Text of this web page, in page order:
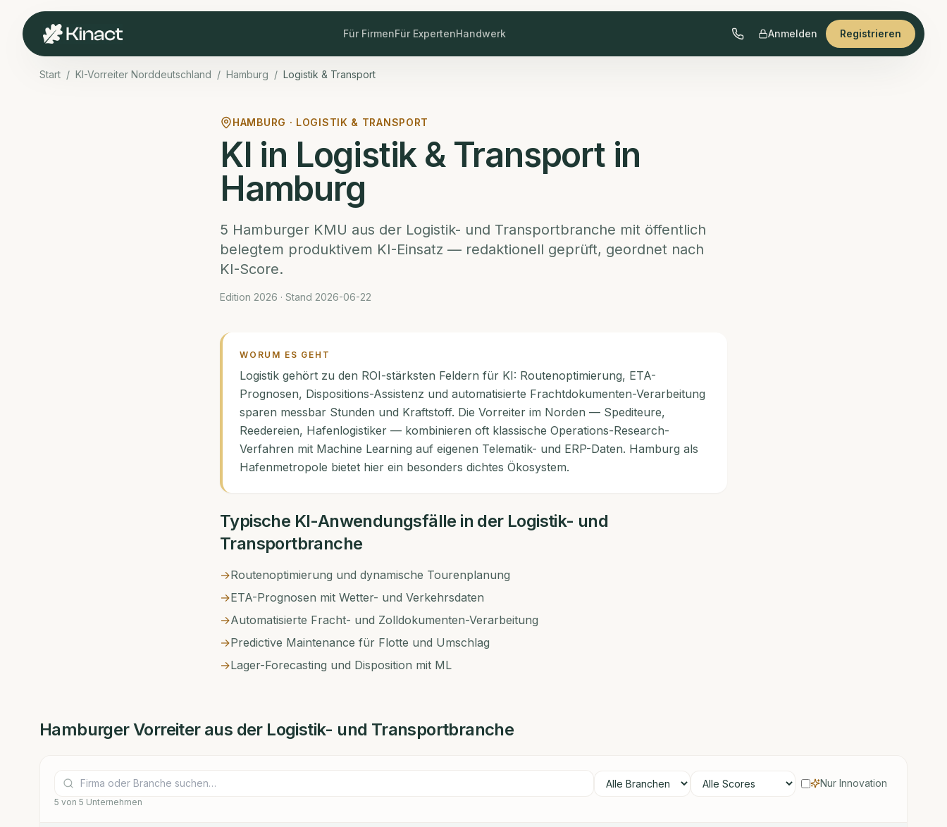
Für FirmenFür ExpertenHandwerk Anmelden Registrieren
Start / KI-Vorreiter Norddeutschland / Hamburg / Logistik & Transport
HAMBURG · LOGISTIK & TRANSPORT
KI in Logistik & Transport in
Hamburg
5 Hamburger KMU aus der Logistik- und Transportbranche mit öffentlich
belegtem produktivem KI-Einsatz — redaktionell geprüft, geordnet nach
KI-Score.
Edition 2026 · Stand 2026-06-22
WORUM ES GEHT
Logistik gehört zu den ROI-stärksten Feldern für KI: Routenoptimierung, ETA-
Prognosen, Dispositions-Assistenz und automatisierte Frachtdokumenten-Verarbeitung
sparen messbar Stunden und Kraftstoff. Die Vorreiter im Norden — Spediteure,
Reedereien, Hafenlogistiker — kombinieren oft klassische Operations-Research-
Verfahren mit Machine Learning auf eigenen Telematik- und ERP-Daten. Hamburg als
Hafenmetropole bietet hier ein besonders dichtes Ökosystem.
Typische KI-Anwendungsfälle in der Logistik- und
Transportbranche
→Routenoptimierung und dynamische Tourenplanung
→ETA-Prognosen mit Wetter- und Verkehrsdaten
→Automatisierte Fracht- und Zolldokumenten-Verarbeitung
→Predictive Maintenance für Flotte und Umschlag
→Lager-Forecasting und Disposition mit ML
HamburgerVorreiter aus der Logistik- und Transportbranche
Nur Innovation
5 von 5 Unternehmen